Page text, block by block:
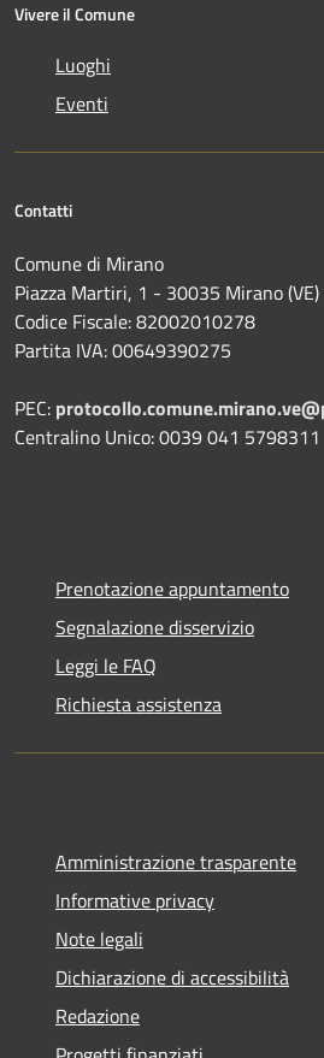
Vivere il Comune
Luoghi
Eventi
Contatti
Comune di Mirano
Piazza Martiri, 1 - 30035 Mirano
Codice Fiscale: 82002010278
Partita IVA: 00649390275
PEC:
Centralino Unico: 0039 041 5798311
Prenotazione appuntamento
Segnalazione disservizio
Leggi le FAQ
Richiesta assistenza
Amministrazione trasparente
Informative privacy
Note legali
Dichiarazione di accessibilità
Redazione